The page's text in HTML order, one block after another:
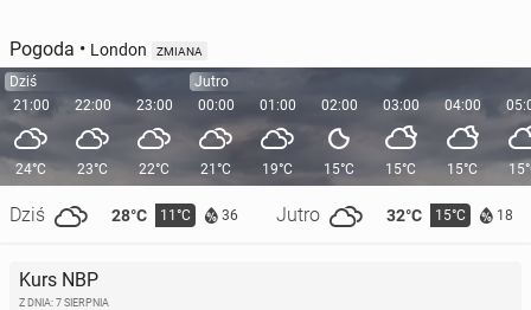
Pogoda • London ZMIANA
Dziś
21:00
24°C
Dziś 28°C 11°C 36 Jutro 32°C 15°C 18
22:00
23°C
23:00
22°C
Jutro
00:00
21°C
01:00
19°C
02:00
15°C
03:00
15°C
04:00
15°C
Kurs NBP
Z DNIA: 7 SIERPNIA